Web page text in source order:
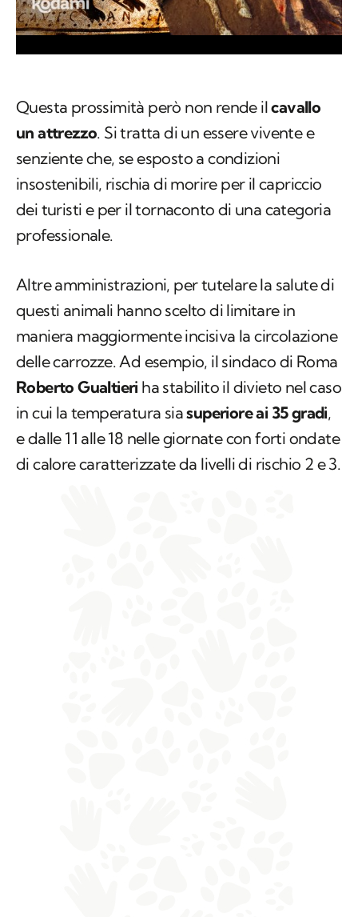
Questa prossimità però non rende ilcavallo
un attrezzo. Si tratta di un essere vivente e
senziente che, se esposto a condizioni
insostenibili, rischia di morire per il capriccio
dei turisti e per il tornaconto di una categoria
professionale.
Altre amministrazioni, per tutelare la salute di
questi animali hanno scelto di limitare in
maniera maggiormente incisiva la circolazione
delle carrozze. Ad esempio, il sindaco di Roma
Roberto Gualtieri ha stabilito il divieto nel caso
in cui la temperatura siasuperiore ai 35 gradi,
e dalle 11 alle 18 nelle giornate con forti ondate
di calore caratterizzate da livelli di rischio 2 e 3.